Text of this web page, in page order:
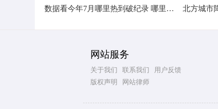
数据看今年7月哪里热到破纪录 哪里暑热连轴转
网站服务
关于我们 联系我们
用户反馈
版权声明
网站律师